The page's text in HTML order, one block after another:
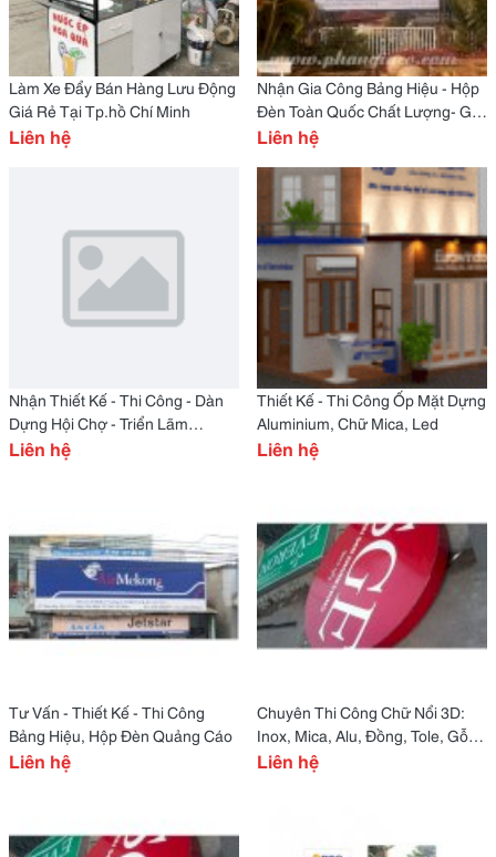
Làm Xe Đẩy Bán Hàng Lưu Động
Giá Rẻ Tại Tp.hồ Chí Minh
Liên hệ
Nhận Gia Công Bảng Hiệu - Hộp
Đèn Toàn Quốc Chất Lượng- Giá
Tốt
Liên hệ
Nhận Thiết Kế - Thi Công - Dàn
Dựng Hội Chợ - Triển Lãm
Chuyên Nghiệp
Liên hệ
Thiết Kế - Thi Công Ốp Mặt Dựng
Aluminium, Chữ Mica, Led
Liên hệ
Tư Vấn - Thiết Kế - Thi Công
Bảng Hiệu, Hộp Đèn Quảng Cáo
Liên hệ
Chuyên Thi Công Chữ Nổi 3D:
Inox, Mica, Alu, Đồng, Tole, Gỗ
Giá Cạnh Tranh
Liên hệ